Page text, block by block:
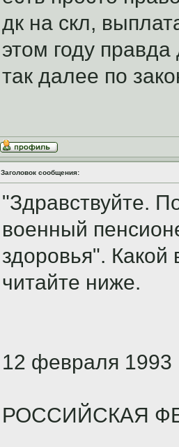
дк на скл,
этом году
так далее по
Заголовок сообщения:
"Здравствуйте.
военный
здоровья". Какой
читайте ниже.
12 февраля 1993
РОССИЙСКАЯ